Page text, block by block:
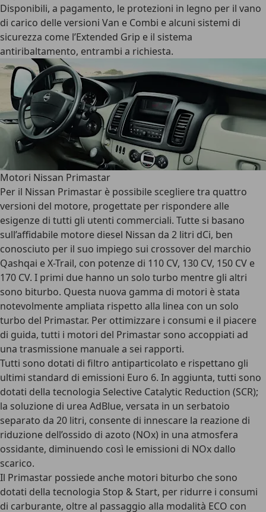
Disponibili, a pagamento, le protezioni in legno per il vano
di carico delle versioni Van e Combi e alcuni sistemi di
sicurezza come l’Extended Grip e il sistema
antiribaltamento, entrambi a richiesta.
Motori Nissan Primastar
Per il Nissan Primastar è possibile scegliere tra quattro
versioni del motore, progettate per rispondere alle
esigenze di tutti gli utenti commerciali. Tutte si basano
sull’affidabile motore diesel Nissan da 2 litri dCi, ben
conosciuto per il suo impiego sui crossover del marchio
Qashqai e X-Trail, con potenze di 110 CV, 130 CV, 150 CV e
170 CV. I primi due hanno un solo turbo mentre gli altri
sono biturbo. Questa nuova gamma di motori è stata
notevolmente ampliata rispetto alla linea con un solo
turbo del Primastar. Per ottimizzare i consumi e il piacere
di guida, tutti i motori del Primastar sono accoppiati ad
una trasmissione manuale a sei rapporti.
Tutti sono dotati di filtro antiparticolato e rispettano gli
ultimi standard di emissioni Euro 6. In aggiunta, tutti sono
dotati della tecnologia Selective Catalytic Reduction (SCR);
la soluzione di urea AdBlue, versata in un serbatoio
separato da 20 litri, consente di innescare la reazione di
riduzione dell’ossido di azoto (NOx) in una atmosfera
ossidante, diminuendo così le emissioni di NOx dallo
scarico.
Il Primastar possiede anche motori biturbo che sono
dotati della tecnologia Stop & Start, per ridurre i consumi
di carburante, oltre al passaggio alla modalità ECO con